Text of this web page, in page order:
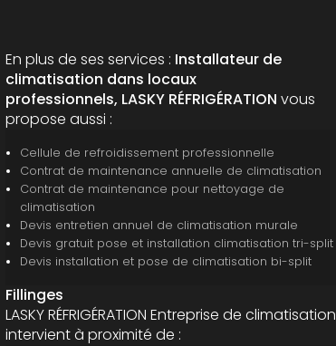
En plus de ses services : Installateur de
climatisation dans locaux
professionnels, LASKY RÉFRIGÉRATION vous
propose aussi :
Cellule de refroidissement professionnelle
Contrat de maintenance annuelle de climatisation
Contrat de maintenance pour nettoyage de
climatisation
Devis entretien annuel de climatisation murale
Devis gratuit pose et installation climatisation tri-split
Devis installation et pose de climatisation bi-split
Fillinges
LASKY RÉFRIGÉRATION Entreprise de climatisation
intervient à proximité de :